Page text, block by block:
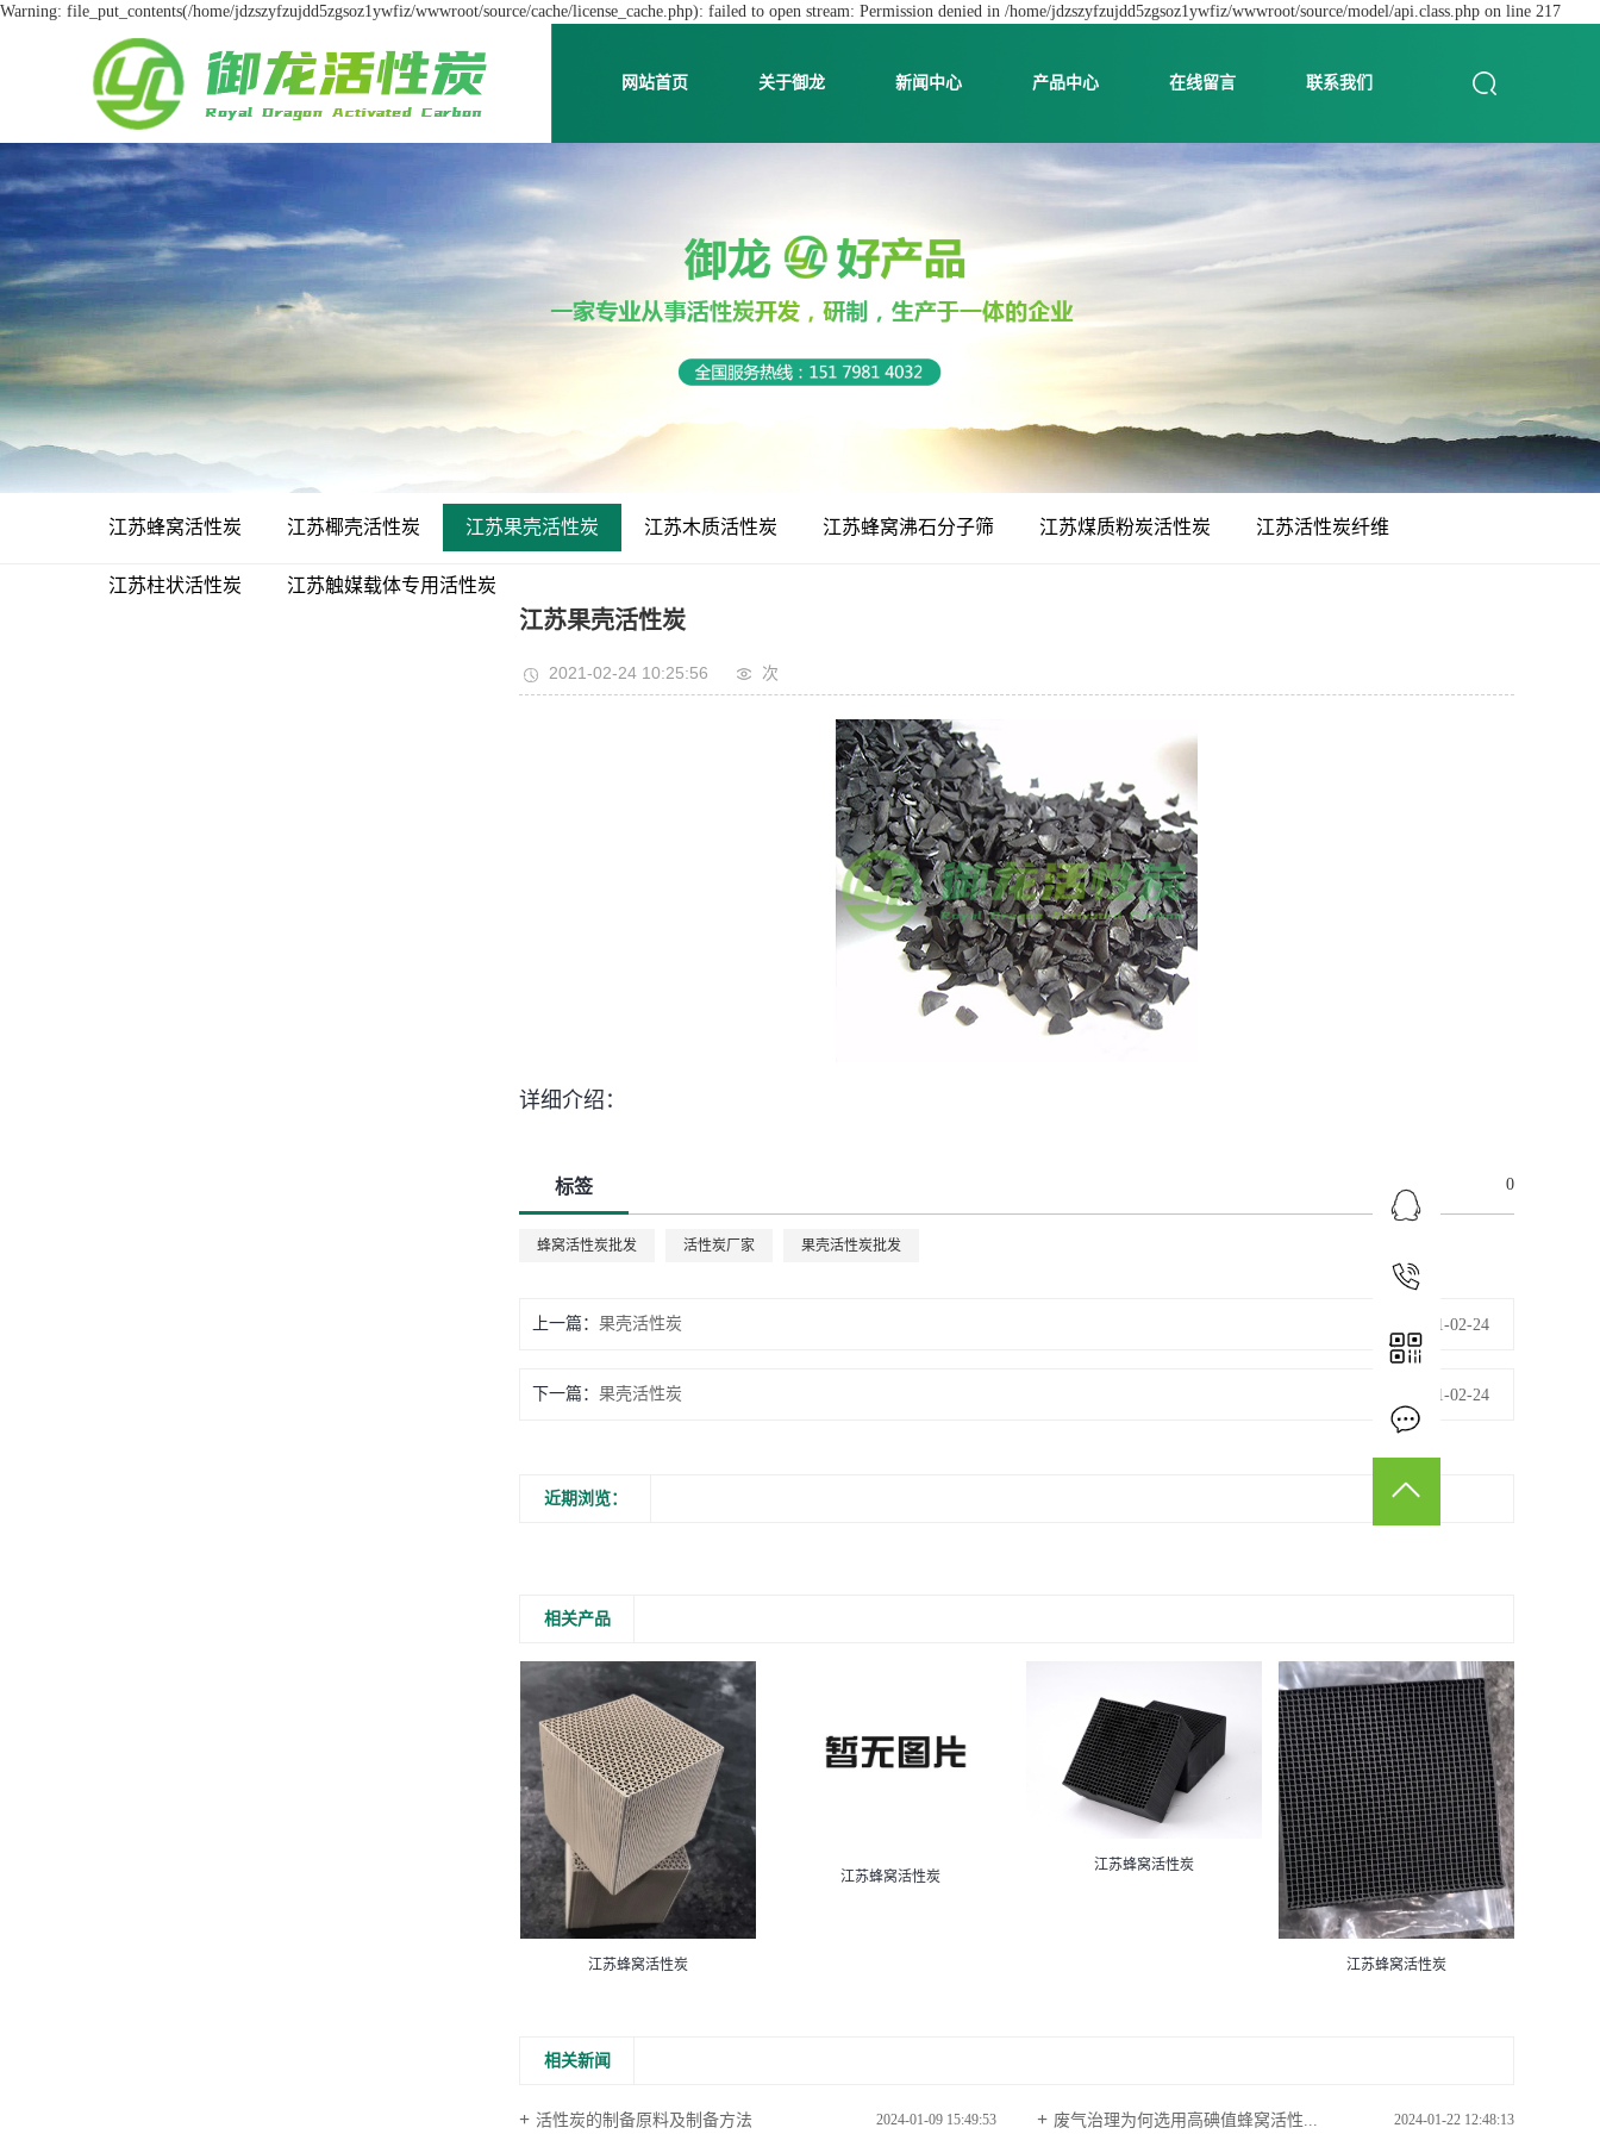
Warning: file_put_contents(/home/jdzszyfzujdd5zgsoz1ywfiz/wwwroot/source/cache/license_cache.php): failed to open stream: Permission denied in /home/jdzszyfzujdd5zgsoz1ywfiz/wwwroot/source/model/api.class.php on line 217
网站首页 关于御龙 新闻中心 产品中心 在线留言 联系我们
江苏蜂窝活性炭 江苏椰壳活性炭 江苏果壳活性炭 江苏木质活性炭 江苏蜂窝沸石分子筛 江苏煤质粉炭活性炭 江苏活性炭纤维
江苏柱状活性炭 江苏触媒载体专用活性炭
江苏果壳活性炭
2021-02-24 10:25:56 次
详细介绍：
标签 0
蜂窝活性炭批发 活性炭厂家 果壳活性炭批发
上一篇： 果壳活性炭 2021-02-24
下一篇： 果壳活性炭 2021-02-24
近期浏览：
相关产品
江苏蜂窝活性炭
江苏蜂窝活性炭
江苏蜂窝活性炭
江苏蜂窝活性炭
相关新闻
活性炭的制备原料及制备方法 2024-01-09 15:49:53 废气治理为何选用高碘值蜂窝活性... 2024-01-22 12:48:13